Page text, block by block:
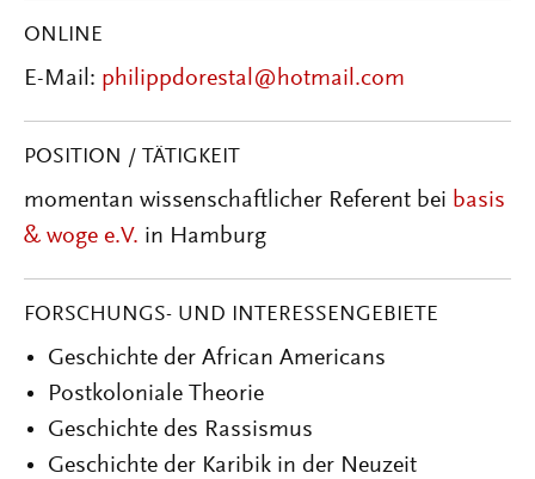
ONLINE
E-Mail: philippdorestal@hotmail.com
POSITION / TÄTIGKEIT
momentan wissenschaftlicher Referent bei basis
& woge e.V. in Hamburg
FORSCHUNGS- UND INTERESSENGEBIETE
Geschichte der African Americans
Postkoloniale Theorie
Geschichte des Rassismus
Geschichte der Karibik in der Neuzeit